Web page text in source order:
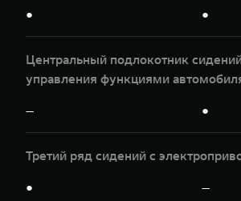
● ●
Центральный подлокотник
управления функциями
— ●
Третий ряд сидений с
● —